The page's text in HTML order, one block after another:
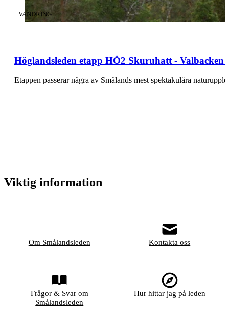
Höglandsleden etapp HÖ2 Skuruhatt - Valbacken
KATEGORI:
VANDRING
Etappen passerar några av Smålands mest spektakulära
Viktig information
Om Smålandsleden Kontakta oss
Frågor & Svar om
Smålandsleden
Hur hittar jag på leden